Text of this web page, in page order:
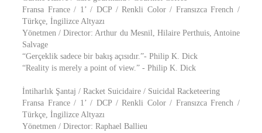
Fransa France / 1’ / DCP / Renkli Color / Fransızca French /
Türkçe, İngilizce Altyazı
Yönetmen / Director: Arthur du Mesnil, Hilaire Perthuis, Antoine
Salvage
“Gerçeklik sadece bir bakış açısıdır.”- Philip K. Dick
“Reality is merely a point of view.” - Philip K. Dick
İntiharlık Şantaj / Racket Suicidaire / Suicidal Racketeering
Fransa France / 1’ / DCP / Renkli Color / Fransızca French /
Türkçe, İngilizce Altyazı
Yönetmen / Director: Raphael Ballieu